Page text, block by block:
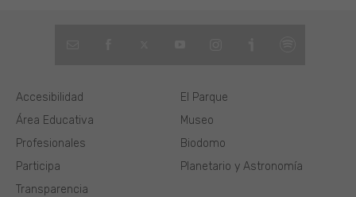
El Parque
Museo
Biodomo
Planetario y Astronomía
Área Educativa
Profesionales
Participa
Transparencia
Accesibilidad